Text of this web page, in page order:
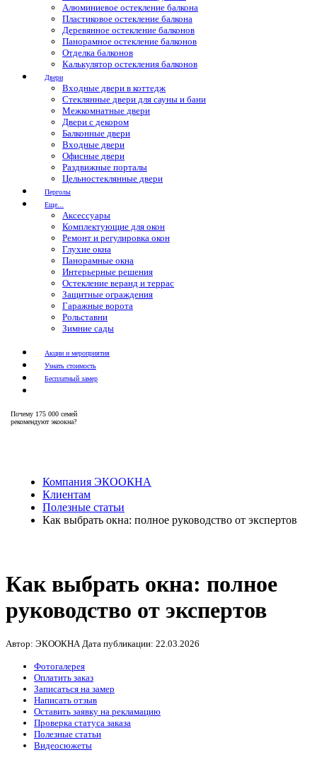
Алюминиевое остекление балкона
Пластиковое остекление балкона
Деревянное остекление балконов
Панорамное остекление балконов
Отделка балконов
Калькулятор остекления балконов
Двери
Входные двери в коттедж
Стеклянные двери для сауны и бани
Межкомнатные двери
Двери с декором
Балконные двери
Входные двери
Офисные двери
Раздвижные порталы
Цельностеклянные двери
Перголы
Еще...
Аксессуары
Комплектующие для окон
Ремонт и регулировка окон
Глухие окна
Панорамные окна
Интерьерные решения
Остекление веранд и террас
Защитные ограждения
Гаражные ворота
Рольставни
Зимние сады
Акции и мероприятия
Узнать стоимость
Бесплатный замер
Почему 175 000 семей
рекомендуют экоокна?
Компания ЭКООКНА
Клиентам
Полезные статьи
Как выбрать окна: полное руководство от экспертов
Как выбрать окна: полное
руководство от экспертов
Автор: ЭКООКНА Дата публикации: 22.03.2026
Фотогалерея
Оплатить заказ
Записаться на замер
Написать отзыв
Оставить заявку на рекламацию
Проверка статуса заказа
Полезные статьи
Видеосюжеты